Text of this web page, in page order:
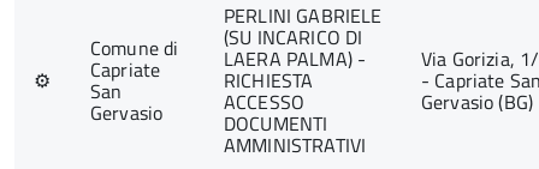
⚙
Comune di
Capriate
San
Gervasio
PERLINI GABRIELE
(SU INCARICO DI
LAERA PALMA) -
RICHIESTA
ACCESSO
DOCUMENTI
AMMINISTRATIVI
Via Gorizia,
- Capriate
Gervasio (BG)